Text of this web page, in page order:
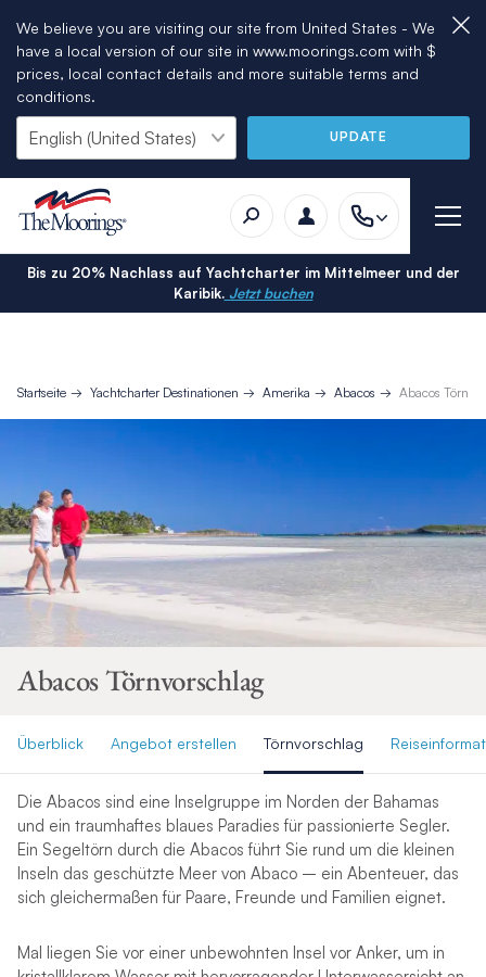
We believe you are visiting our site from United States - We
have a local version of our site in www.moorings.com with $
prices, local contact details and more suitable terms and
conditions.
UPDATE
Bis zu 20% Nachlass auf Yachtcharter im Mittelmeer und der
Karibik.Jetzt buchen
Startseite Yachtcharter Destinationen Amerika Abacos Abacos
Abacos Törnvorschlag
Überblick Angebot erstellen Törnvorschlag
Die Abacos sind eine Inselgruppe im Norden der Bahamas
und ein traumhaftes blaues Paradies für passionierte Segler.
Ein Segeltörn durch die Abacos führt Sie rund um die kleinen
Inseln das geschützte Meer von Abaco – ein Abenteuer, das
sich gleichermaßen für Paare, Freunde und Familien eignet.
Mal liegen Sie vor einer unbewohnten Insel vor Anker, um in